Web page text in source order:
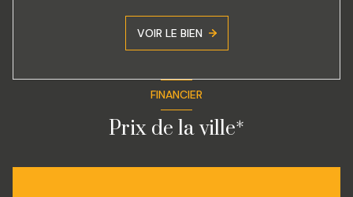
VOIR LE BIEN
FINANCIER
Prix de la ville*